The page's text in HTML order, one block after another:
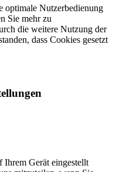
optimale Nutzerbedienung
Sie mehr zu
die weitere Nutzung der
dass Cookies gesetzt
Ihrem Gerät eingestellt